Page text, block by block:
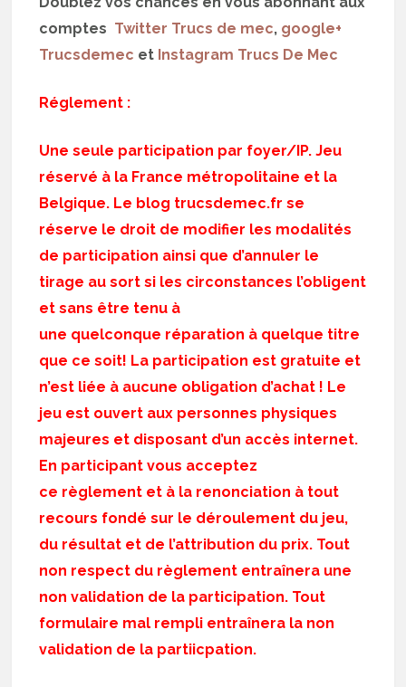
comptes Twitter Trucs de mec, google+
Trucsdemec et Instagram Trucs De Mec
Réglement :
Une seule participation par foyer/IP. Jeu
réservé à la France métropolitaine et la
Belgique. Le blog trucsdemec.fr se
réserve le droit de modifier les modalités
de participation ainsi que d’annuler le
tirage au sort si les circonstances l’obligent
et sans être tenu à
une quelconque réparation à quelque titre
que ce soit! La participation est gratuite et
n’est liée à aucune obligation d’achat ! Le
jeu est ouvert aux personnes physiques
majeures et disposant d’un accès internet.
En participant vous acceptez
ce règlement et à la renonciation à tout
recours fondé sur le déroulement du jeu,
du résultat et de l’attribution du prix. Tout
non respect du règlement entraînera une
non validation de la participation. Tout
formulaire mal rempli entraînera la non
validation de la partiicpation.